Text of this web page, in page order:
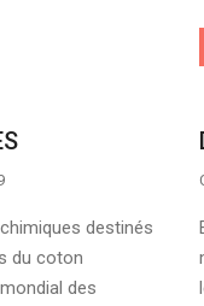
destinés
du coton
des